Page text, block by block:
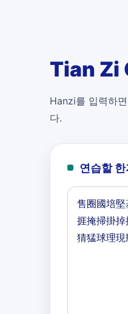
Tian Zi
Hanzi를 입력하
다.
연습할